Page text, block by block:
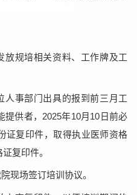
放规培相关资料、工作牌及工
人事部门出具的报到前三月工
供者，2025年10月10日前必
证复印件，取得执业医师资格
复印件。
现场签订培训协议。